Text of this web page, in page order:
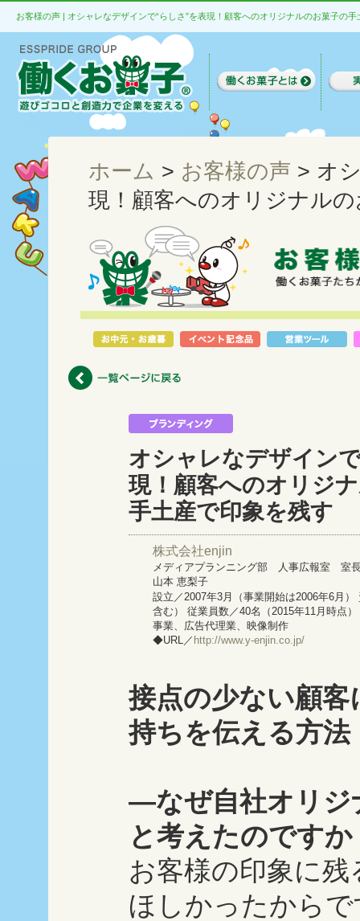
お客様の声 | オシャレなデザインで“らしさ”を表現！顧客へのオリジナルのお菓子の
ホーム > お客様の声 > オ
現！顧客へのオリジナル
オシャレなデザイン
現！顧客へのオリジ
手土産で印象を残す
株式会社enjin
メディアプランニング部 人事広報室
山本 恵梨子
設立／2007年3月（事業開始は2006年6月
含む） 従業員数／40名（2015年11月時点
事業、広告代理業、映像制作
◆URL／ http://www.y-enjin.co.jp/
接点の少ない顧
持ちを伝える方法
―なぜ自社オリジ
と考えたのですか
お客様の印象に
ほしかったから